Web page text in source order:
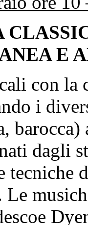
E
con
i
dagli
tecniche